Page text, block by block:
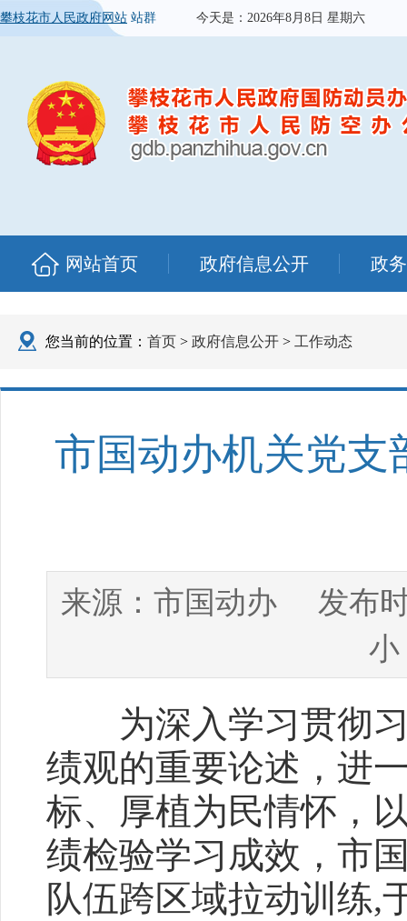
攀枝花市人民政府网站 站群 今天是： 2026年8月8日 星期六
网站首页 政府信息公开 政
您当前的位置： 首页 > 政府信息公开 > 工作动态
市国动办机关党支
来源： 市国动办发布时
小
为深入学习贯彻习
绩观的重要论述，进
标、厚植为民情怀，
绩检验学习成效，市
队伍跨区域拉动训练,